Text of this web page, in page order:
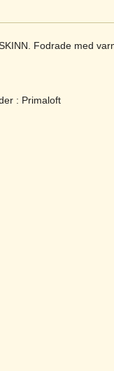
Fodrade med
: Primaloft